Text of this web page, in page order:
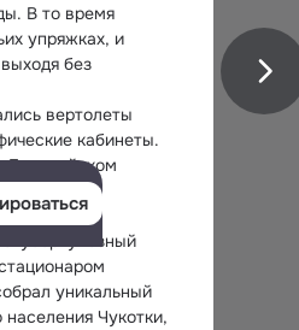
В то время
упряжках, и
без
вертолеты
кабинеты.
Европейском
уникальный
Чукотки,